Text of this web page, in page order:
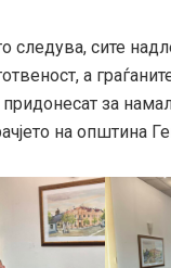
следува, сите
а
за
на општина